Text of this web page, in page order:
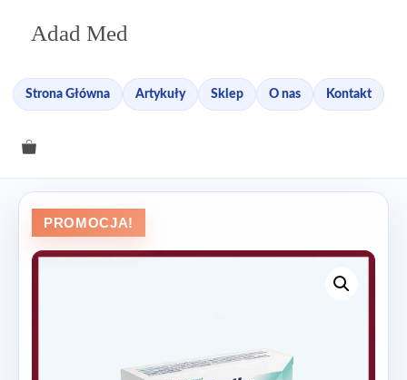
Adad Med
Strona Główna Artykuły Sklep O nas Kontakt
PROMOCJA!